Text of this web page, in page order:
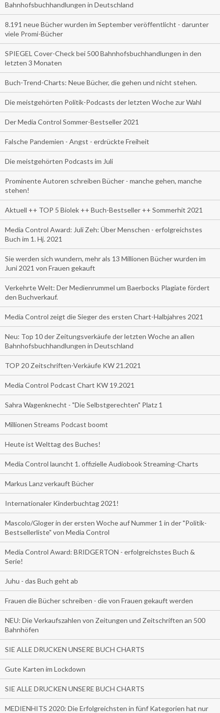
Bahnhofsbuchhandlungen in Deutschland
8.191 neue Bücher wurden im September veröffentlicht - darunter
viele Promi-Bücher
SPIEGEL Cover-Check bei 500 Bahnhofsbuchhandlungen in den
letzten 3 Monaten
Buch-Trend-Charts: Neue Bücher, die gehen und nicht stehen.
Die meistgehörten Politik-Podcasts der letzten Woche zur Wahl
Der Media Control Sommer-Bestseller 2021
Falsche Pandemien - Angst - erdrückte Freiheit
Die meistgehörten Podcasts im Juli
Prominente Autoren schreiben Bücher - manche gehen, manche
stehen!
Aktuell ++ TOP 5 Biolek ++ Buch-Bestseller ++ Sommerhit 2021
Media Control Award: Juli Zeh: Über Menschen - erfolgreichstes
Buch im 1. Hj. 2021
Sie werden sich wundern, mehr als 13 Millionen Bücher wurden im
Juni 2021 von Frauen gekauft
Verkehrte Welt: Der Medienrummel um Baerbocks Plagiate fördert
den Buchverkauf.
Media Control zeigt die Sieger des ersten Chart-Halbjahres 2021
Neu: Top 10 der Zeitungsverkäufe der letzten Woche an allen
Bahnhofsbuchhandlungen in Deutschland
TOP 20 Zeitschriften-Verkäufe KW 21.2021
Media Control Podcast Chart KW 19.2021
Sahra Wagenknecht - "Die Selbstgerechten" Platz 1
Millionen Streams Podcast boomt
Heute ist Welttag des Buches!
Media Control launcht 1. offizielle Audiobook Streaming-Charts
Markus Lanz verkauft Bücher
Internationaler Kinderbuchtag 2021!
Mascolo/Gloger in der ersten Woche auf Nummer 1 in der "Politik-
Bestsellerliste" von Media Control
Media Control Award: BRIDGERTON - erfolgreichstes Buch &
Serie!
Juhu - das Buch geht ab
Frauen die Bücher schreiben - die von Frauen gekauft werden
NEU: Die Verkaufszahlen von Zeitungen und Zeitschriften an 500
Bahnhöfen
SIE ALLE DRUCKEN UNSERE BUCH CHARTS
Gute Karten im Lockdown
SIE ALLE DRUCKEN UNSERE BUCH CHARTS
MEDIENHITS 2020: Die Erfolgreichsten in fünf Kategorien hat nur